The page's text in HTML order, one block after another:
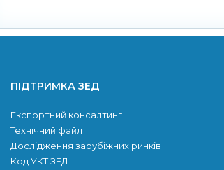
ПІДТРИМКА ЗЕД
Експортний консалтинг
Технічний файл
Дослідження зарубіжних ринків
Код УКТ ЗЕД